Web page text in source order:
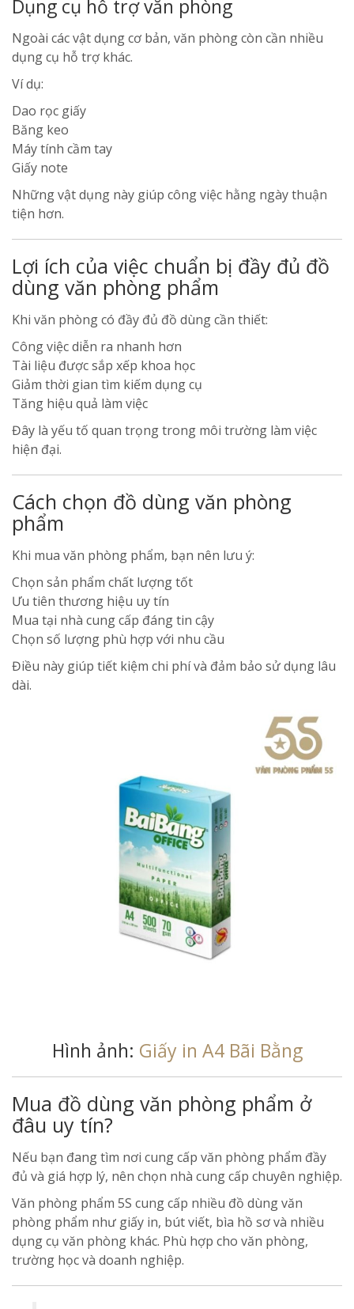
Dụng cụ hỗ trợ văn phòng
Ngoài các vật dụng cơ bản, văn phòng còn cần nhiều
dụng cụ hỗ trợ khác.
Ví dụ:
Dao rọc giấy
Băng keo
Máy tính cầm tay
Giấy note
Những vật dụng này giúp công việc hằng ngày thuận
tiện hơn.
Lợi ích của việc chuẩn bị đầy đủ đồ
dùng văn phòng phẩm
Khi văn phòng có đầy đủ đồ dùng cần thiết:
Công việc diễn ra nhanh hơn
Tài liệu được sắp xếp khoa học
Giảm thời gian tìm kiếm dụng cụ
Tăng hiệu quả làm việc
Đây là yếu tố quan trọng trong môi trường làm việc
hiện đại.
Cách chọn đồ dùng văn phòng
phẩm
Khi mua văn phòng phẩm, bạn nên lưu ý:
Chọn sản phẩm chất lượng tốt
Ưu tiên thương hiệu uy tín
Mua tại nhà cung cấp đáng tin cậy
Chọn số lượng phù hợp với nhu cầu
Điều này giúp tiết kiệm chi phí và đảm bảo sử dụng lâu
dài.
Hình ảnh: Giấy in A4 Bãi Bằng
Mua đồ dùng văn phòng phẩm ở
đâu uy tín?
Nếu bạn đang tìm nơi cung cấp văn phòng phẩm đầy
đủ và giá hợp lý, nên chọn nhà cung cấp chuyên nghiệp.
Văn phòng phẩm 5S cung cấp nhiều đồ dùng văn
phòng phẩm như giấy in, bút viết, bìa hồ sơ và nhiều
dụng cụ văn phòng khác. Phù hợp cho văn phòng,
trường học và doanh nghiệp.